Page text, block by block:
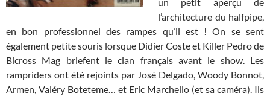
l’architecture du halfpipe,
en bon professionnel des rampes qu’il est ! On se sent
également petite souris lorsque Didier Coste et Killer Pedro de
Bicross Mag briefent le clan français avant le show. Les
rampriders ont été rejoints par José Delgado, Woody Bonnot,
Armen, Valéry Boteteme… et Eric Marchello (et sa caméra). Ils